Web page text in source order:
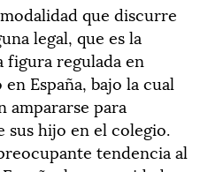
que discurre
legal, que es la
figura regulada en
España, bajo la cual
ampararse para
sus hijo en el colegio.
tendencia al